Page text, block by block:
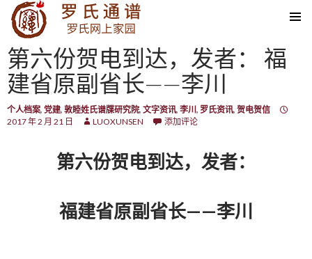
SKIP TO CONTENT
第六份贺电到达，发者： 福
建省原副省长——李川
个人档案, 党建, 敦睦姓氏谱牒研究院, 文字资讯, 李川 , 罗氏资讯, 贺电贺信
2017 年 2 月 21 日
LUOXUNSEN 添加评论
第六份贺电到达，发者：
福建省原副省长——李川